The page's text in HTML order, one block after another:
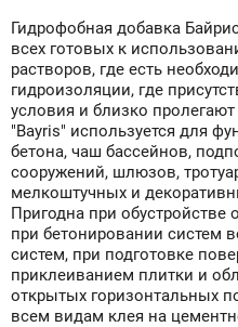
Гидрофобная добавка
всех готовых к
растворов, где есть
гидроизоляции, где
условия и близко
"Bayris" используется для
бетона, чаш бассейнов,
сооружений, шлюзов,
мелкоштучных и
Пригодна при обустройстве
при бетонировании систем
систем, при подготовке
приклеиванием плитки и
открытых горизонтальных
всем видам клея на